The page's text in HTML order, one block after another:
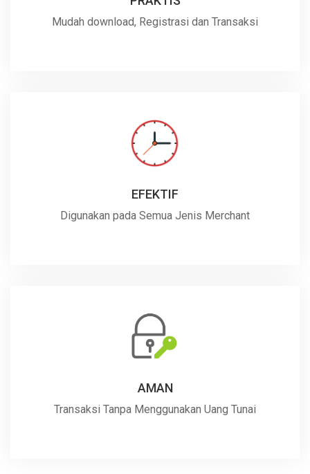
Mudah download, Registrasi dan Transaksi
EFEKTIF
Digunakan pada Semua Jenis Merchant
AMAN
Transaksi Tanpa Menggunakan Uang Tunai